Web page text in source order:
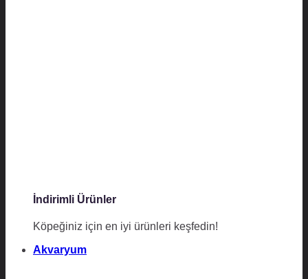
İndirimli Ürünler
Köpeğiniz için en iyi ürünleri keşfedin!
Akvaryum